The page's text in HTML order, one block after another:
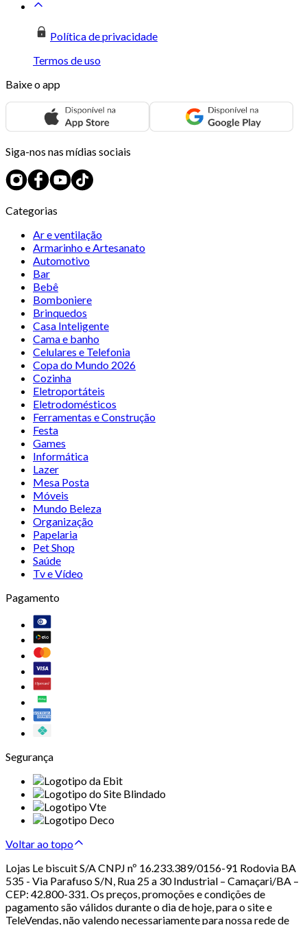
Política de privacidade
Termos de uso
Baixe o app
Siga-nos nas mídias sociais
Categorias
Ar e ventilação
Armarinho e Artesanato
Automotivo
Bar
Bebê
Bomboniere
Brinquedos
Casa Inteligente
Cama e banho
Celulares e Telefonia
Copa do Mundo 2026
Cozinha
Eletroportáteis
Eletrodomésticos
Ferramentas e Construção
Festa
Games
Informática
Lazer
Mesa Posta
Móveis
Mundo Beleza
Organização
Papelaria
Pet Shop
Saúde
Tv e Vídeo
Pagamento
Segurança
Voltar ao topo
Lojas Le biscuit S/A CNPJ nº 16.233.389/0156-91 Rodovia BA
535 - Via Parafuso S/N, Rua 25 a 30 Industrial – Camaçari/BA –
CEP: 42.800-331. Os preços, promoções e condições de
pagamento são válidos durante o dia de hoje, para o site e
TeleVendas, não valendo necessariamente para nossa rede de